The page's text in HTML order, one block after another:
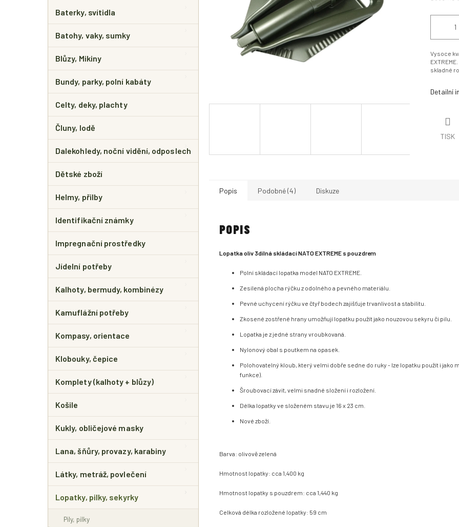
Baterky, svítidla
Batohy, vaky, sumky
Blůzy, Mikiny
Bundy, parky, polní kabáty
Celty, deky, plachty
Čluny, lodě
Dalekohledy, noční vidění, odposlech
Dětské zboží
Helmy, přilby
Identifikační známky
Impregnační prostředky
Jídelní potřeby
Kalhoty, bermudy, kombinézy
Kamuflážní potřeby
Kompasy, orientace
Klobouky, čepice
Komplety (kalhoty + blůzy)
Košile
Kukly, obličejové masky
Lana, šňůry, provazy, karabiny
Látky, metráž, povlečení
Lopatky, pilky, sekyrky
Pily, pilky
Vysoce
skladné
Detailní
TISK
Popis Podobné (4) Diskuze
POPIS
Lopatka oliv 3dílná skládací NATO EXTREME s pouzdrem
Polní skládací lopatka model NATO EXTREME.
Zesílená plocha rýčku z odolného a pevného materiálu.
Pevné uchycení rýčku ve čtyř bodech zajišťuje trvanlivost a stabilitu.
Zkosené zostřené hrany umožňují lopatku použít jako nouzovou sekyru či pilu.
Lopatka je z jedné strany vroubkovaná.
Nylonový obal s poutkem na opasek.
Polohovatelný kloub, který velmi dobře sedne do ruky - lze lopatku použít i jako
funkce).
Šroubovací závit, velmi snadné složení i rozložení.
Délka lopatky ve složeném stavu je 16 x 23 cm.
Nové zboží.
Barva: olivově zelená
Hmotnost lopatky: cca 1,400 kg
Hmotnost lopatky s pouzdrem: cca 1,440 kg
Celková délka rozložené lopatky: 59 cm